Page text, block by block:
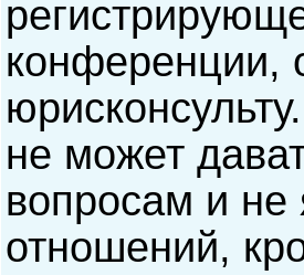
конференции,
не может
вопросам и не
отношений,